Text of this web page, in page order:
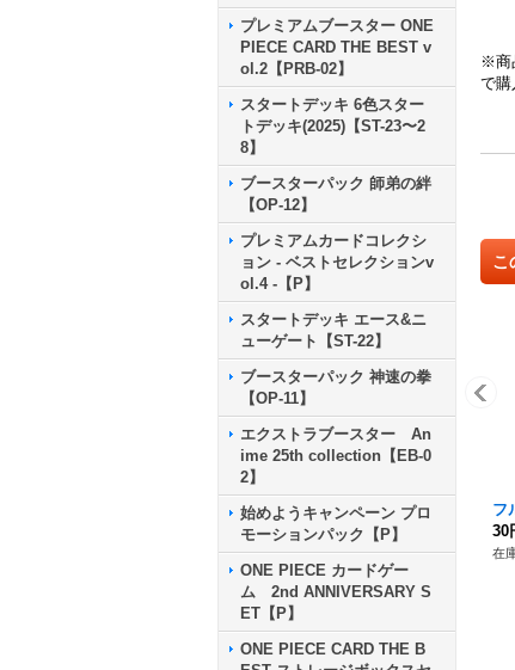
プレミアムブースター ONE
PIECE CARD THE BEST v
ol.2【PRB-02】
スタートデッキ 6色スター
トデッキ(2025)【ST-23〜2
8】
ブースターパック 師弟の絆
【OP-12】
プレミアムカードコレクシ
ョン - ベストセレクションv
ol.4 -【P】
スタートデッキ エース&ニ
ューゲート【ST-22】
ブースターパック 神速の拳
【OP-11】
エクストラブースター An
ime 25th collection【EB-0
2】
始めようキャンペーン プロ
モーションパック【P】
ONE PIECE カードゲー
ム 2nd ANNIVERSARY S
ET【P】
ONE PIECE CARD THE B
※商
で購
こ
フ
30
在